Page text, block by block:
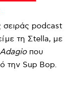
σειράς podcast
με τη Σtella, με
Adagioπου
την Sup Bop.